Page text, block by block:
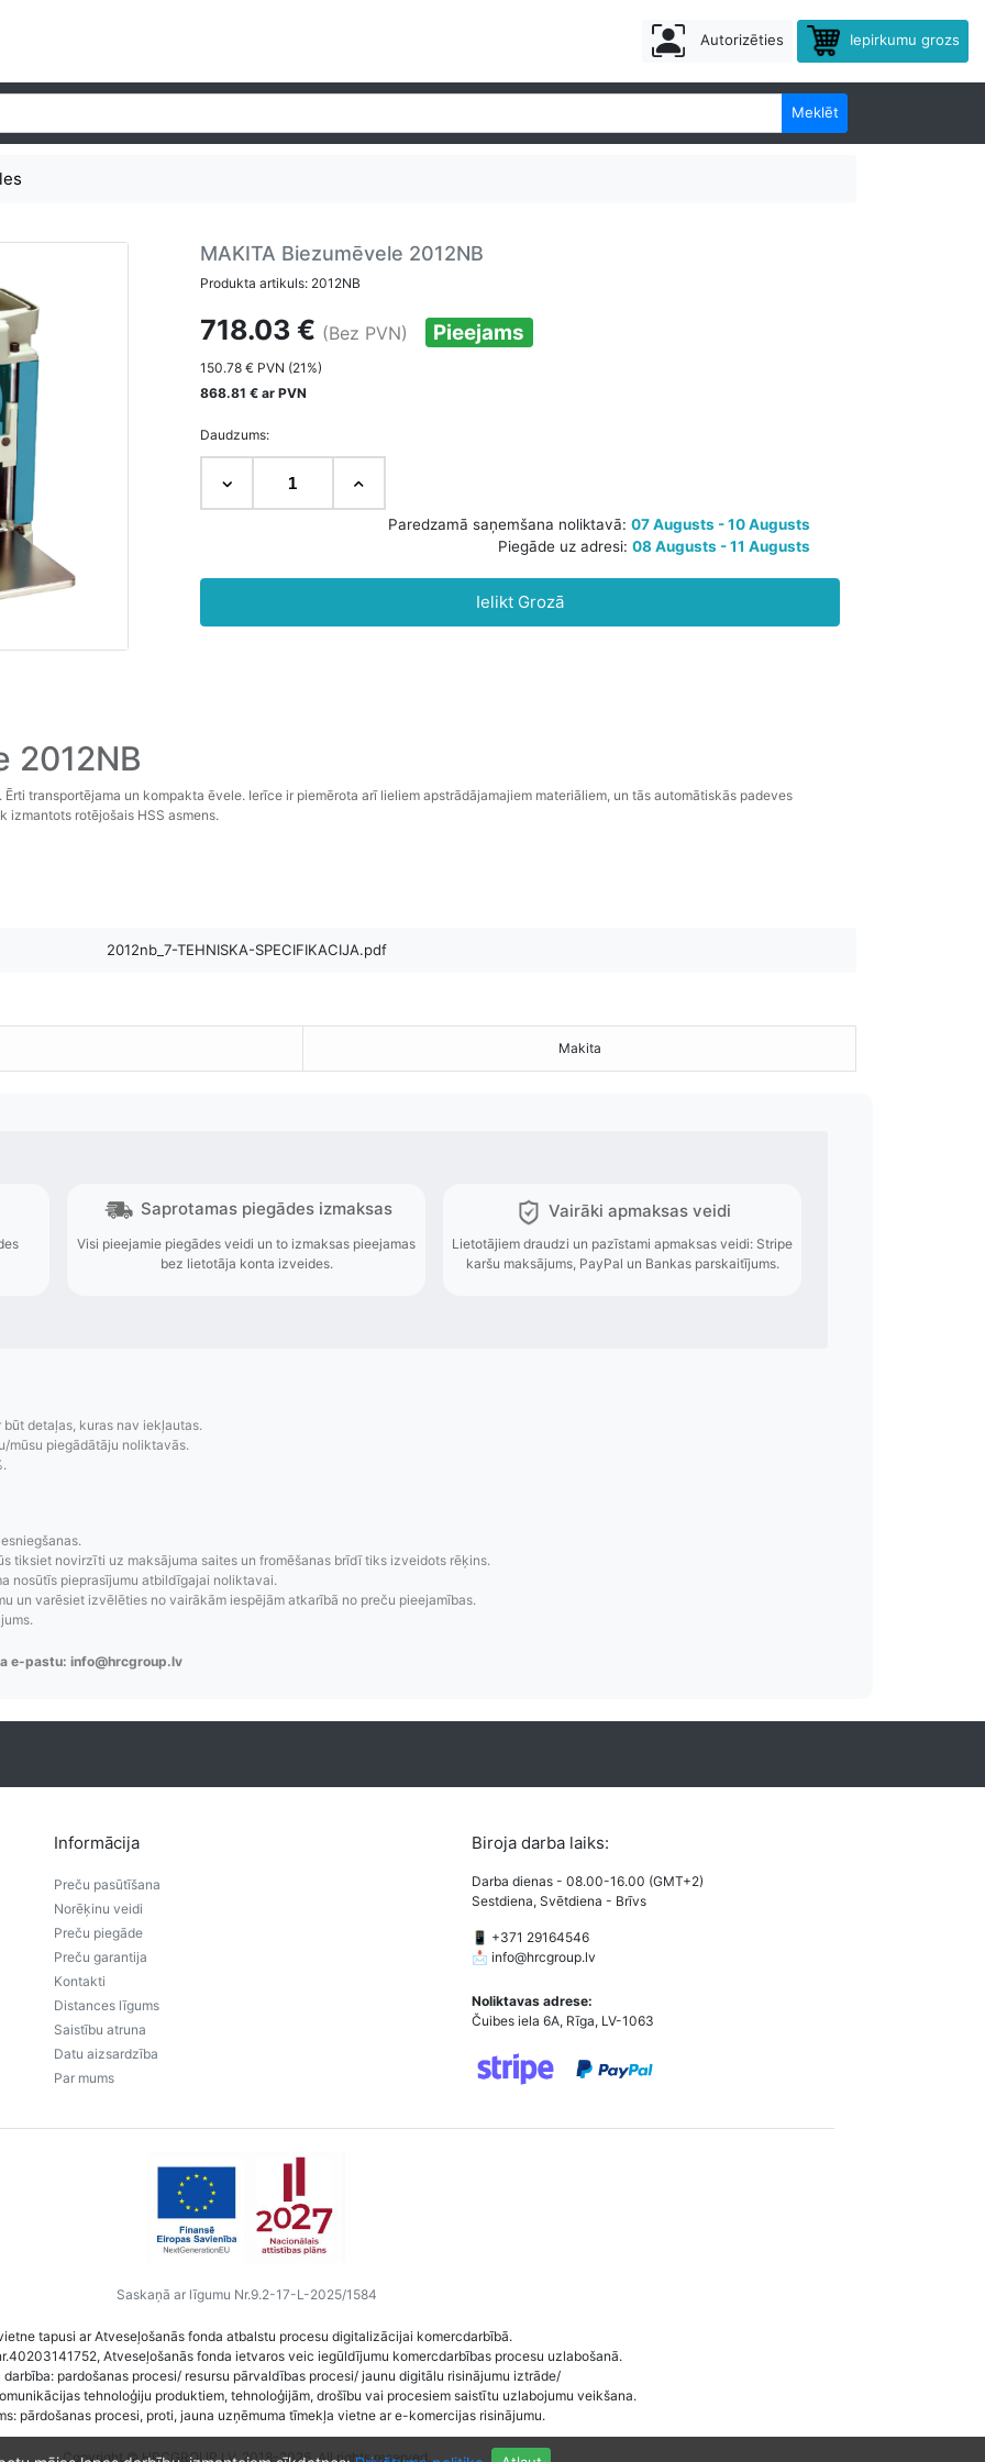
Autorizēties Iepirkumu grozs
Meklēt
MAKITA Biezumēvele 2012NB
Produkta artikuls: 2012NB
718.03 € (Bez PVN) Pieejams
150.78 € PVN (21%)
868.81 € ar PVN
Daudzums:
Paredzamā saņemšana noliktavā:07 Augusts - 10 Augusts
Ielikt Grozā
2012NB
transportējama un kompakta ēvele. Ierīce ir piemērota arī lieliem apstrādājamajiem materiāliem, un tās automātiskās padeves
izmantots rotējošais HSS asmens.
2012nb_7-TEHNISKA-SPECIFIKACIJA.pdf
Makita
piegādes
re-order u.c.
Visi pieejamie piegādes veidi un to izmaksas pieejamas
detaļas, kuras nav iekļautas.
mūsu piegādātāju noliktavās.
tiksiet novirzīti uz maksājuma saites un fromēšanas brīdī tiks izveidots rēķins.
nosūtīs pieprasījumu atbildīgajai noliktavai.
un varēsiet izvēlēties no vairākām iespējām atkarībā no preču pieejamības.
e-pastu: info@hrcgroup.lv
Informācija
Preču pasūtīšana
Norēķinu veidi
Preču piegāde
Preču garantija
Kontakti
Distances līgums
Saistību atruna
Datu aizsardzība
Par mums
Biroja darba laiks:
Darba dienas - 08.00-16.00 (GMT+2)
Sestdiena, Svētdiena - Brīvs
📱 +371 29164546
📩 info@hrcgroup.lv
Noliktavas adrese:
Čuibes iela 6A, Rīga, LV-1063
Saskaņā ar līgumu Nr.9.2-17-L-2025/1584
tapusi ar Atveseļošanās fonda atbalstu procesu digitalizācijai komercdarbībā.
Atveseļošanās fonda ietvaros veic iegūldījumu komercdarbības procesu uzlabošanā.
darbība: pardošanas procesi/ resursu pārvaldības procesi/ jaunu digitālu risinājumu iztrāde/
tehnoloģiju produktiem, tehnoloģijām, drošību vai procesiem saistītu uzlabojumu veikšana.
pārdošanas procesi, proti, jauna uzņēmuma tīmekļa vietne ar e-komercijas risinājumu.
Copyright © HRCGROUP.LV, 2018-2026. All rights reserved.